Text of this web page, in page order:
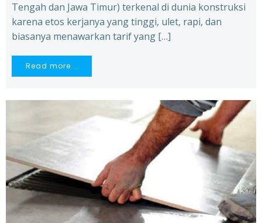
Tengah dan Jawa Timur) terkenal di dunia konstruksi
karena etos kerjanya yang tinggi, ulet, rapi, dan
biasanya menawarkan tarif yang […]
Read more...